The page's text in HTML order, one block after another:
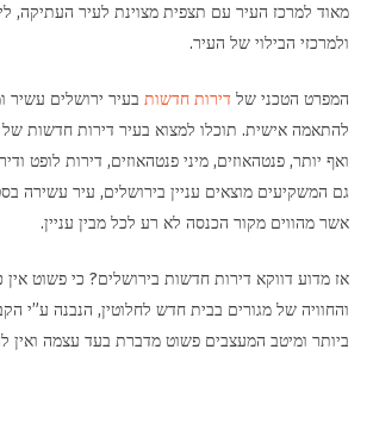
מינוף כלכלי
תיווך נדל”ן
ביצוע מחקר שוק בטרם מתחילים לראות
דלתות פנים
מאוד למרכז העיר עם תצפית מצוינת לעיר העתיקה,
ולמרכזי הבילוי של העיר.
המפרט הטכני של דירות חדשות בעיר ירושלים עשיר
ואף יותר, פנטהאוזים, מיני פנטהאוזים, דירות לופט
גם המשקיעים מוצאים עניין בירושלים, עיר עשירה
אשר מהווים מקור הכנסה לא רע לכל מבין עניין.
אז מדוע דווקא דירות חדשות בירושלים? כי פשוט אין
והחוויה של מגורים בבית חדש לחלוטין, הנבנה ע”י
ביותר ומיטב המעצבים פשוט מדברת בעד עצמה ואין